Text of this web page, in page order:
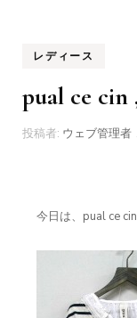
レディース
pual ce
投稿者: ウェブ管理者
今日は、pual ce